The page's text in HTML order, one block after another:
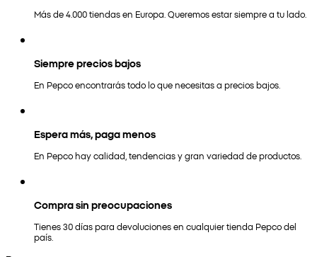
Más de 4.000 tiendas en Europa. Queremos estar siempre a tu lado.
Siempre precios bajos
En Pepco encontrarás todo lo que necesitas a precios bajos.
Espera más, paga menos
En Pepco hay calidad, tendencias y gran variedad de productos.
Compra sin preocupaciones
Tienes 30 días para devoluciones en cualquier tienda Pepco del
país.